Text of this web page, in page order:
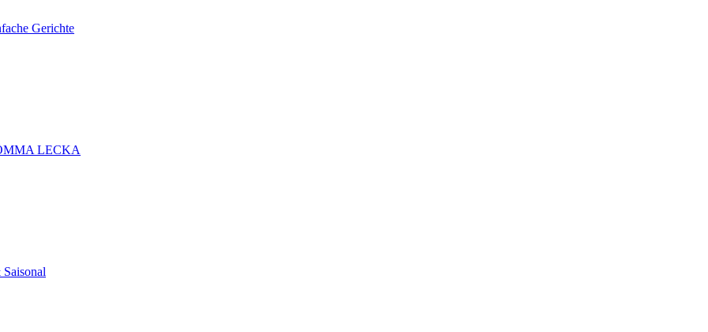
Gerichte
LECKA